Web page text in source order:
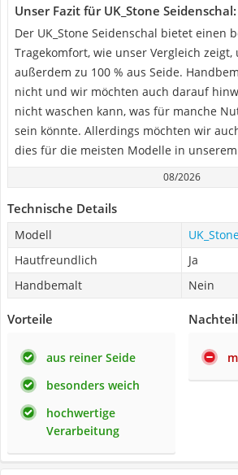
Unser Fazit für UK_Stone Seidenschal:
Der UK_Stone Seidenschal bietet einen
Tragekomfort, wie unser Vergleich
außerdem zu 100 % aus Seide.
nicht und wir möchten auch darauf
nicht waschen kann, was für manche
sein könnte. Allerdings möchten wir
dies für die meisten Modelle in
08/2026
Technische Details
Modell
Hautfreundlich
Ja
Handbemalt
Nein
Vorteile
aus reiner Seide
besonders weich
hochwertige
Verarbeitung